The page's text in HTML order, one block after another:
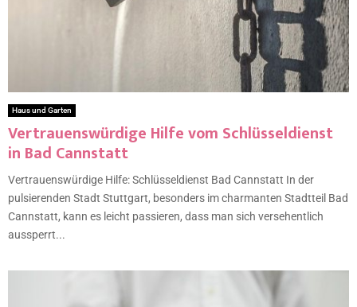
Haus und Garten
Vertrauenswürdige Hilfe vom Schlüsseldienst
in Bad Cannstatt
Vertrauenswürdige Hilfe: Schlüsseldienst Bad Cannstatt In der
pulsierenden Stadt Stuttgart, besonders im charmanten Stadtteil Bad
Cannstatt, kann es leicht passieren, dass man sich versehentlich
aussperrt...